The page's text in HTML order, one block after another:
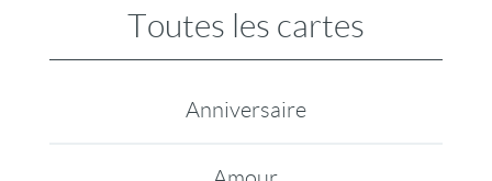
Toutes les cartes
Anniversaire